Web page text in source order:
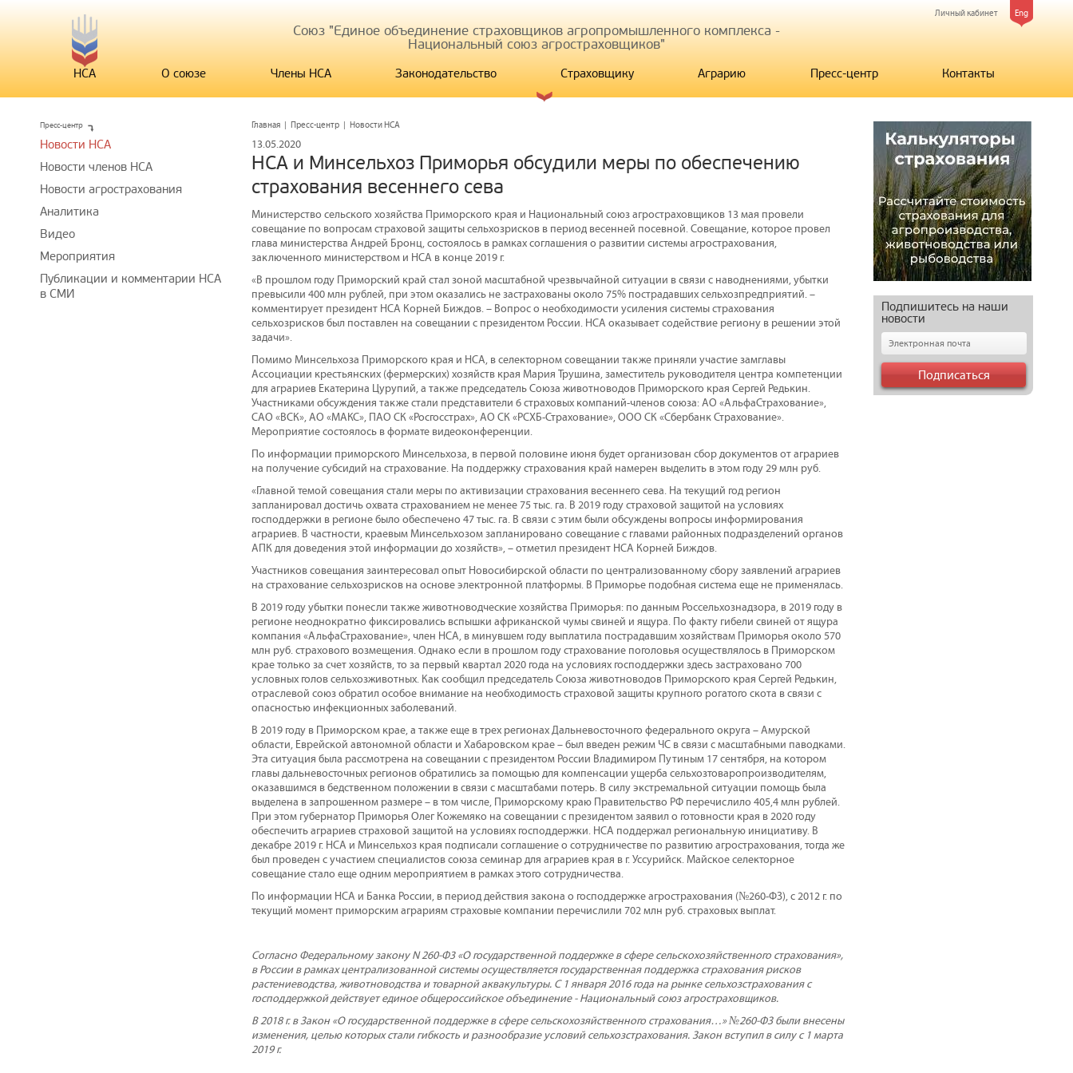
Eng
Личный кабинет
Союз "Единое объединение страховщиков агропромышленного комплекса -
Национальный союз агростраховщиков"
НСА О союзе Члены НСА Законодательство Страховщику Аграрию Пресс-центр Контакты
Главная | Пресс-центр | Новости НСА
13.05.2020
НСА и Минсельхоз Приморья обсудили меры по обеспечению
страхования весеннего сева
Министерство сельского хозяйства Приморского края и Национальный союз агростраховщиков 13 мая провели
совещание по вопросам страховой защиты сельхозрисков в период весенней посевной. Совещание, которое провел
глава министерства Андрей Бронц, состоялось в рамках соглашения о развитии системы агрострахования,
заключенного министерством и НСА в конце 2019 г.
«В прошлом году Приморский край стал зоной масштабной чрезвычайной ситуации в связи с наводнениями, убытки
превысили 400 млн рублей, при этом оказались не застрахованы около 75% пострадавших сельхозпредприятий. –
комментирует президент НСА Корней Биждов. – Вопрос о необходимости усиления системы страхования
сельхозрисков был поставлен на совещании с президентом России. НСА оказывает содействие региону в решении этой
задачи».
Помимо Минсельхоза Приморского края и НСА, в селекторном совещании также приняли участие замглавы
Ассоциации крестьянских (фермерских) хозяйств края Мария Трушина, заместитель руководителя центра компетенции
для аграриев Екатерина Цурупий, а также председатель Союза животноводов Приморского края Сергей Редькин.
Участниками обсуждения также стали представители 6 страховых компаний-членов союза: АО «АльфаСтрахование»,
САО «ВСК», АО «МАКС», ПАО СК «Росгосстрах», АО СК «РСХБ-Страхование», ООО СК «Сбербанк Страхование».
Мероприятие состоялось в формате видеоконференции.
По информации приморского Минсельхоза, в первой половине июня будет организован сбор документов от аграриев
на получение субсидий на страхование. На поддержку страхования край намерен выделить в этом году 29 млн руб.
«Главной темой совещания стали меры по активизации страхования весеннего сева. На текущий год регион
запланировал достичь охвата страхованием не менее 75 тыс. га. В 2019 году страховой защитой на условиях
господдержки в регионе было обеспечено 47 тыс. га. В связи с этим были обсуждены вопросы информирования
аграриев. В частности, краевым Минсельхозом запланировано совещание с главами районных подразделений органов
АПК для доведения этой информации до хозяйств», – отметил президент НСА Корней Биждов.
Участников совещания заинтересовал опыт Новосибирской области по централизованному сбору заявлений аграриев
на страхование сельхозрисков на основе электронной платформы. В Приморье подобная система еще не применялась.
В 2019 году убытки понесли также животноводческие хозяйства Приморья: по данным Россельхознадзора, в 2019 году в
регионе неоднократно фиксировались вспышки африканской чумы свиней и ящура. По факту гибели свиней от ящура
компания «АльфаСтрахование», член НСА, в минувшем году выплатила пострадавшим хозяйствам Приморья около 570
млн руб. страхового возмещения. Однако если в прошлом году страхование поголовья осуществлялось в Приморском
крае только за счет хозяйств, то за первый квартал 2020 года на условиях господдержки здесь застраховано 700
условных голов сельхозживотных. Как сообщил председатель Союза животноводов Приморского края Сергей Редькин,
отраслевой союз обратил особое внимание на необходимость страховой защиты крупного рогатого скота в связи с
опасностью инфекционных заболеваний.
В 2019 году в Приморском крае, а также еще в трех регионах Дальневосточного федерального округа – Амурской
области, Еврейской автономной области и Хабаровском крае – был введен режим ЧС в связи с масштабными паводками.
Эта ситуация была рассмотрена на совещании с президентом России Владимиром Путиным 17 сентября, на котором
главы дальневосточных регионов обратились за помощью для компенсации ущерба сельхозтоваропроизводителям,
оказавшимся в бедственном положении в связи с масштабами потерь. В силу экстремальной ситуации помощь была
выделена в запрошенном размере – в том числе, Приморскому краю Правительство РФ перечислило 405,4 млн рублей.
При этом губернатор Приморья Олег Кожемяко на совещании с президентом заявил о готовности края в 2020 году
обеспечить аграриев страховой защитой на условиях господдержки. НСА поддержал региональную инициативу. В
декабре 2019 г. НСА и Минсельхоз края подписали соглашение о сотрудничестве по развитию агрострахования, тогда же
был проведен с участием специалистов союза семинар для аграриев края в г. Уссурийск. Майское селекторное
совещание стало еще одним мероприятием в рамках этого сотрудничества.
По информации НСА и Банка России, в период действия закона о господдержке агрострахования (№260-ФЗ), с 2012 г. по
текущий момент приморским аграриям страховые компании перечислили 702 млн руб. страховых выплат.
Согласно Федеральному закону N 260-Ф3 «О государственной поддержке в сфере сельскохозяйственного страхования»,
в России в рамках централизованной системы осуществляется государственная поддержка страхования рисков
растениеводства, животноводства и товарной аквакультуры. С 1 января 2016 года на рынке сельхозстрахования с
господдержкой действует единое общероссийское объединение - Национальный союз агростраховщиков.
В 2018 г. в Закон «О государственной поддержке в сфере сельскохозяйственного страхования…» №260-ФЗ были внесены
изменения, целью которых стали гибкость и разнообразие условий сельхозстрахования. Закон вступил в силу с 1 марта
2019 г.
Пресс-центр
Новости НСА
Новости членов НСА
Новости агрострахования
Аналитика
Видео
Мероприятия
Публикации и комментарии НСА
в СМИ
Подпишитесь на наши
новости